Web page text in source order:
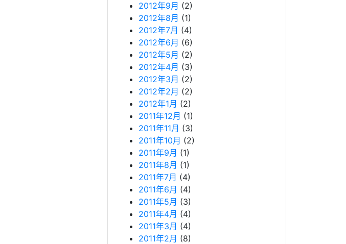
2012年9月 (2)
2012年8月 (1)
2012年7月 (4)
2012年6月 (6)
2012年5月 (2)
2012年4月 (3)
2012年3月 (2)
2012年2月 (2)
2012年1月 (2)
2011年12月 (1)
2011年11月 (3)
2011年10月 (2)
2011年9月 (1)
2011年8月 (1)
2011年7月 (4)
2011年6月 (4)
2011年5月 (3)
2011年4月 (4)
2011年3月 (4)
2011年2月 (8)